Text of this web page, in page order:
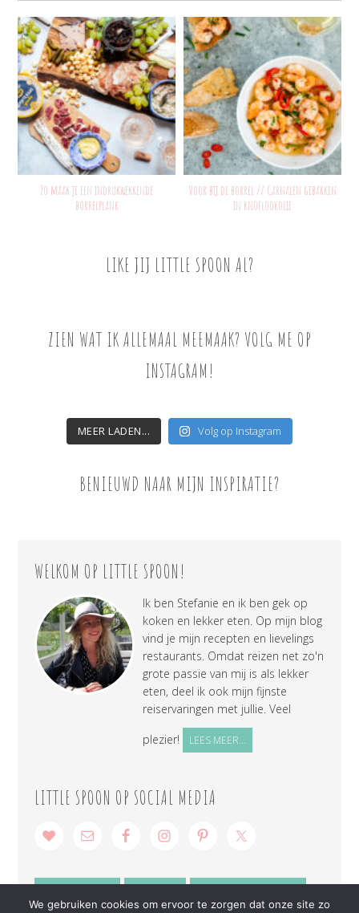
Zo maak je een indrukwekkende
borrelplank
Voor bij de borrel // Garnalen gebakken
in knoflookolie
LIKE JIJ LITTLE SPOON AL?
ZIEN WAT IK ALLEMAAL MEEMAAK? VOLG ME OP
INSTAGRAM!
MEER LADEN... Volg op Instagram
BENIEUWD NAAR MIJN INSPIRATIE?
WELKOM OP LITTLE SPOON!
Ik ben Stefanie en ik ben gek op
koken en lekker eten. Op mijn blog
vind je mijn recepten en lievelings
restaurants. Omdat reizen net zo'n
grote passie van mij is als lekker
eten, deel ik ook mijn fijnste
reiservaringen met jullie. Veel
plezier!
LEES MEER...
LITTLE SPOON OP SOCIAL MEDIA
We gebruiken cookies om ervoor te zorgen dat onze site zo